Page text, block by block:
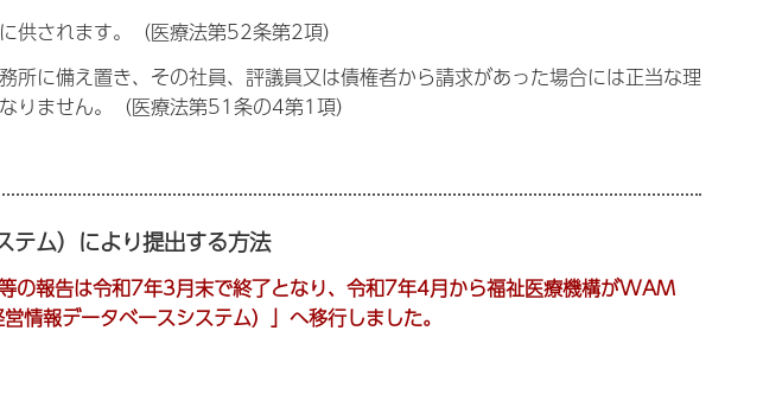
供されます。（医療法第52条第2項）
所に備え置き、その社員、評議員又は債権者から請求があった場合には正当な理
りません。（医療法第51条の4第1項）
ム）により提出する方法
の報告は令和7年3月末で終了となり、令和7年4月から福祉医療機構がWAM
情報データベースシステム）」へ移行しました。